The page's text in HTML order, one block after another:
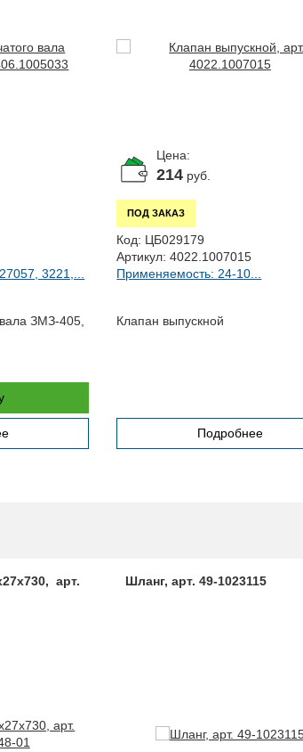
3221,...
ЗМЗ-405,
Цена:
214 руб.
ПОД ЗАКАЗ
Код: ЦБ029179
Артикул: 4022.1007015
Применяемость: 24-10...
Клапан выпускной
Подробнее
арт.
Шланг, арт. 49-1023115